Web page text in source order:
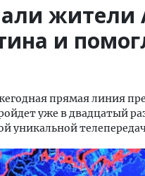
жители
и
прямая линия
уже в двадцатый
уникальной